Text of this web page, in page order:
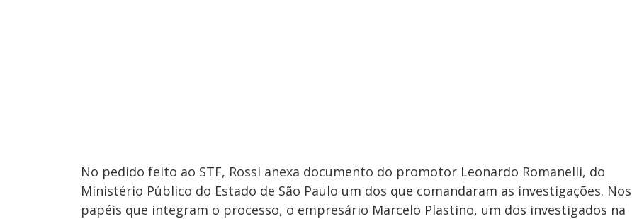
No pedido feito ao STF, Rossi anexa documento do promotor Leonardo Romanelli, do
Ministério Público do Estado de São Paulo um dos que comandaram as investigações. Nos
papéis que integram o processo, o empresário Marcelo Plastino, um dos investigados na